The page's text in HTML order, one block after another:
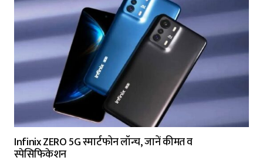
Infinix ZERO 5G स्मार्टफोन लॉन्च, जानें कीमत व
स्पेसिफिकेशन